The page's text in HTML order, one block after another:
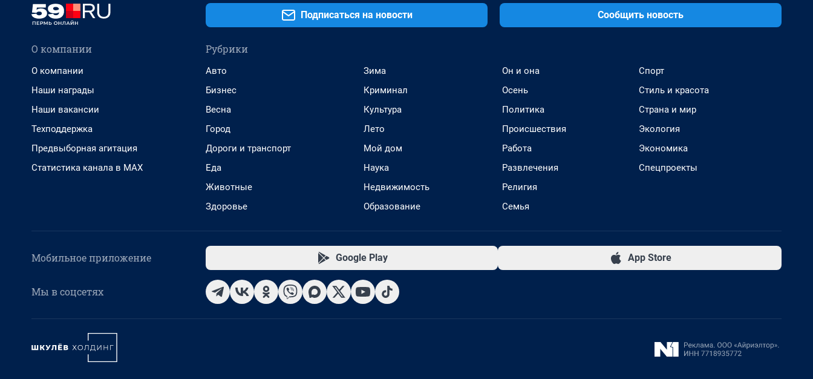
Подписаться на новости Сообщить новость
О компании
О компании
Наши награды
Наши вакансии
Техподдержка
Предвыборная агитация
Статистика канала в MAX
Рубрики
Авто
Бизнес
Весна
Город
Дороги и транспорт
Еда
Животные
Здоровье
Зима
Криминал
Культура
Лето
Мой дом
Наука
Недвижимость
Образование
Он и она
Осень
Политика
Происшествия
Работа
Развлечения
Религия
Семья
Спорт
Стиль и красота
Страна и мир
Экология
Экономика
Спецпроекты
Мобильное приложение Google Play App Store
Мы в соцсетях